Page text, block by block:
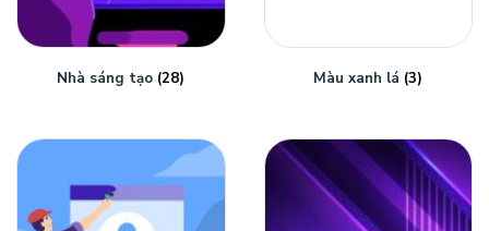
Nhà sáng tạo (28) Màu xanh lá (3)